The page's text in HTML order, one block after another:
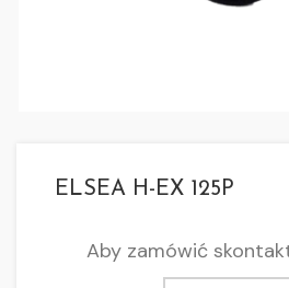
ELSEA H-EX 125P
Aby zamówić